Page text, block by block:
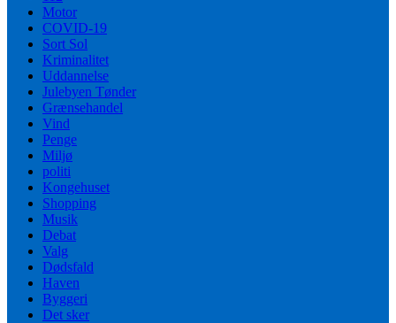
Motor
COVID-19
Sort Sol
Kriminalitet
Uddannelse
Julebyen Tønder
Grænsehandel
Vind
Penge
Miljø
politi
Kongehuset
Shopping
Musik
Debat
Valg
Dødsfald
Haven
Byggeri
Det sker